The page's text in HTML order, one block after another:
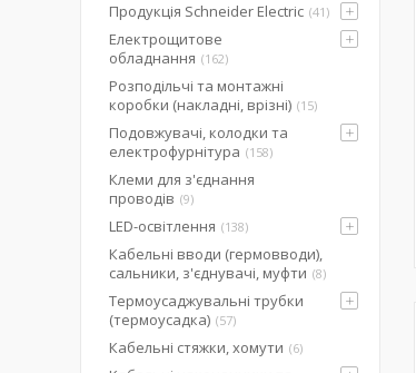
Продукція Schneider Electric 41
Електрощитове
обладнання
162
Розподільчі та монтажні
коробки (накладні, врізні) 15
Подовжувачі, колодки та
електрофурнітура
158
Клеми для з'єднання
проводів 9
LED-освітлення 138
Кабельні вводи (гермовводи),
сальники, з'єднувачі, муфти 8
Термоусаджувальні трубки
(термоусадка) 57
Кабельні стяжки, хомути 6